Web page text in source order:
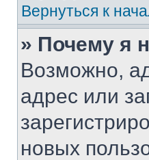
Вернуться к
» Почему я
Возможно,
адрес или
новых